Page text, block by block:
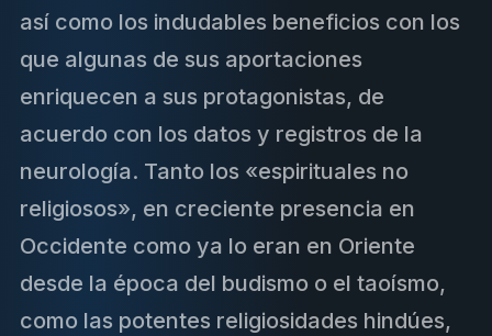
así como los indudables beneficios con los
que algunas de sus aportaciones
enriquecen a sus protagonistas, de
acuerdo con los datos y registros de la
neurología. Tanto los «espirituales no
religiosos», en creciente presencia en
Occidente como ya lo eran en Oriente
desde la época del budismo o el taoísmo,
como las potentes religiosidades hindúes,